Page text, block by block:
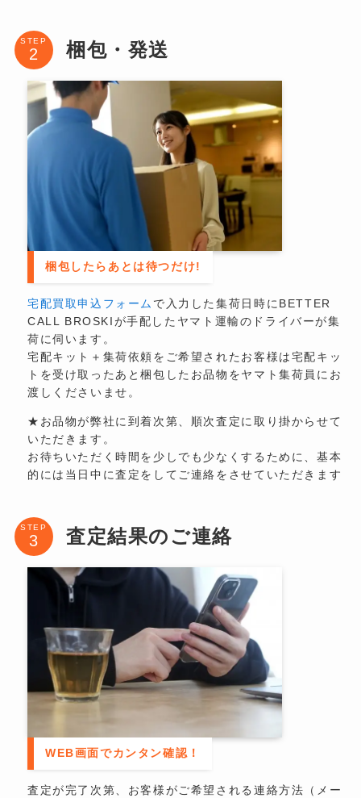
STEP 梱包・発送
梱包したらあとは待つだけ!
宅配買取申込フォーム で入力した集荷日時にBETTER
CALL BROSKIが手配したヤマト運輸のドライバーが集
荷に伺います。
宅配キット＋集荷依頼をご希望されたお客様は宅配キッ
トを受け取ったあと梱包したお品物をヤマト集荷員にお
渡しくださいませ。
★お品物が弊社に到着次第、順次査定に取り掛からせて
いただきます。
お待ちいただく時間を少しでも少なくするために、基本
的には当日中に査定をしてご連絡をさせていただきます
STEP 査定結果のご連絡
WEB画面でカンタン確認！
査定が完了次第、お客様がご希望される連絡方法（メー